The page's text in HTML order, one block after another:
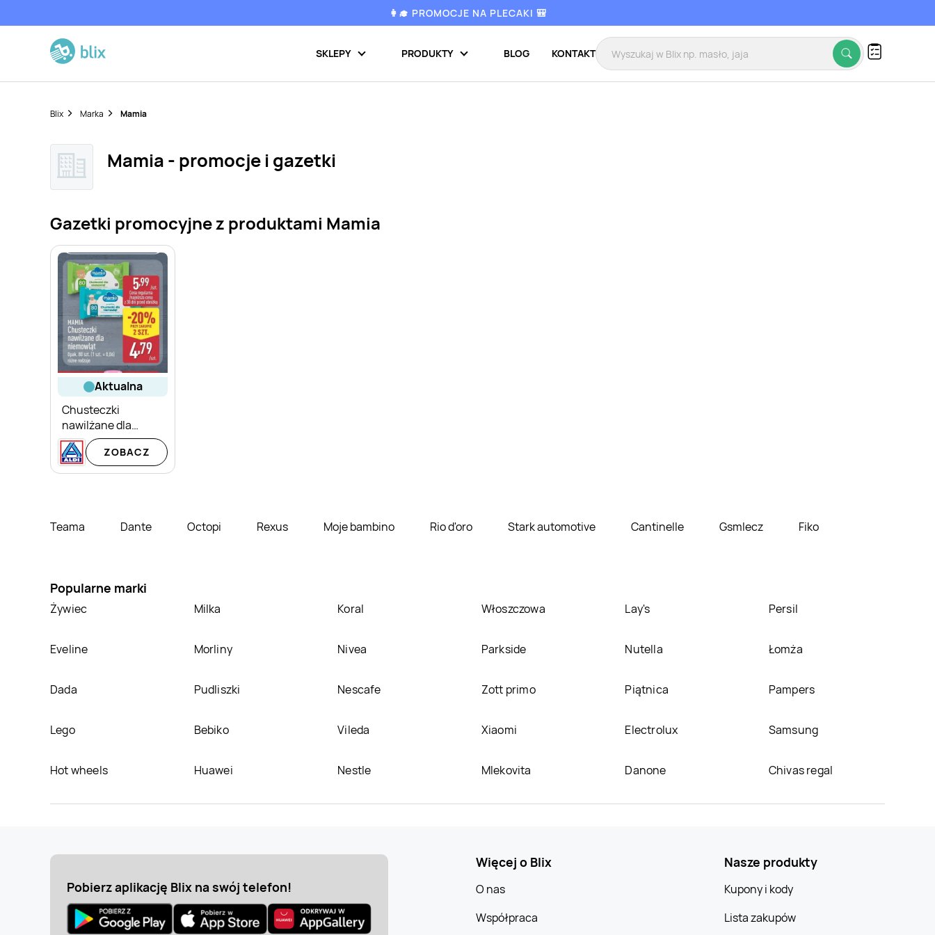
👩‍🎓 PROMOCJE NA PLECAKI 🎒
SKLEPY PRODUKTY BLOG KONTAKT
Blix Marka Mamia
Mamia - promocje i gazetki
Gazetki promocyjne z produktami Mamia
aktualna
Chusteczki
nawilżane dla
niemowląt Mamia
ZOBACZ
Teama Dante Octopi Rexus Moje bambino Rio d'oro Stark automotive Cantinelle Gsmlecz Fiko
Popularne marki
Żywiec Milka Koral Włoszczowa Lay's Persil
Eveline Morliny Nivea Parkside Nutella Łomża
Dada Pudliszki Nescafe Zott primo Piątnica Pampers
Lego Bebiko Vileda Xiaomi Electrolux Samsung
Hot wheels Huawei Nestle Mlekovita Danone Chivas regal
Pobierz aplikację Blix na swój telefon!
Więcej o Blix
O nas
Współpraca
Nasze produkty
Kupony i kody
Lista zakupów